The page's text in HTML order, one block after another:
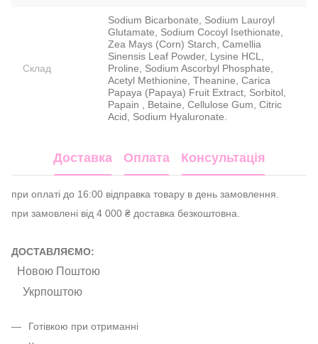
Склад
Sodium Bicarbonate, Sodium Lauroyl
Glutamate, Sodium Cocoyl Isethionate,
Zea Mays (Corn) Starch, Camellia
Sinensis Leaf Powder, Lysine HCL,
Proline, Sodium Ascorbyl Phosphate,
Acetyl Methionine, Theanine, Carica
Papaya (Papaya) Fruit Extract, Sorbitol,
Papain , Betaine, Cellulose Gum, Citric
Acid, Sodium Hyaluronate.
Доставка Оплата Консультація
при оплаті до 16:00 відправка товару в день замовлення.
при замовлені від 4 000 ₴ доставка безкоштовна.
ДОСТАВЛЯЄМО:
Новою Поштою
Укрпоштою
Готівкою при отриманні